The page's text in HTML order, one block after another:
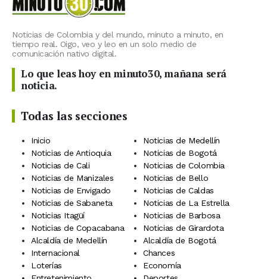
Noticias de Colombia y del mundo, minuto a minuto, en
tiempo real. Oigo, veo y leo en un solo medio de
comunicación nativo digital.
Lo que leas hoy en minuto30, mañana será
noticia.
Todas las secciones
Inicio
Noticias de Medellín
Noticias de Antioquia
Noticias de Bogotá
Noticias de Cali
Noticias de Colombia
Noticias de Manizales
Noticias de Bello
Noticias de Envigado
Noticias de Caldas
Noticias de Sabaneta
Noticias de La Estrella
Noticias Itagüí
Noticias de Barbosa
Noticias de Copacabana
Noticias de Girardota
Alcaldía de Medellín
Alcaldía de Bogotá
Internacional
Chances
Loterías
Economía